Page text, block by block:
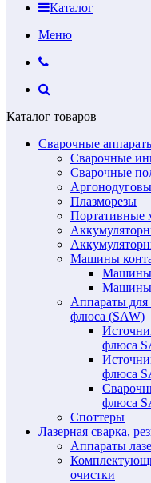
Каталог
Меню
Каталог товаров
Сварочные
Сварочные
Сварочные
Плазморезы
Портативные
Машины
Машины
Машины
Аппараты для
флюса (SAW)
флюса
флюса
флюса
Споттеры
Лазерная сварка,
Аппараты
очистки